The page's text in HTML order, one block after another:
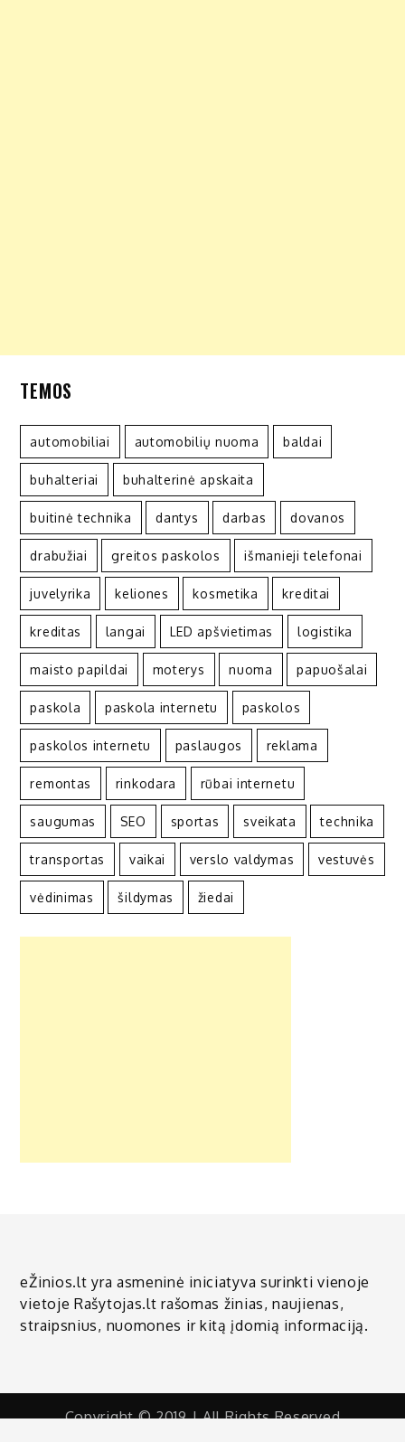
TEMOS
automobiliai automobilių nuoma baldai
buhalteriai buhalterinė apskaita
buitinė technika dantys darbas dovanos
drabužiai greitos paskolos išmanieji telefonai
juvelyrika keliones kosmetika kreditai
kreditas langai LED apšvietimas logistika
maisto papildai moterys nuoma papuošalai
paskola paskola internetu paskolos
paskolos internetu paslaugos reklama
remontas rinkodara rūbai internetu
saugumas SEO sportas sveikata technika
transportas vaikai verslo valdymas vestuvės
vėdinimas šildymas žiedai
eŽinios.lt yra asmeninė iniciatyva surinkti vienoje
vietoje Rašytojas.lt rašomas žinias, naujienas,
straipsnius, nuomones ir kitą įdomią informaciją.
Copyright © 2019 | All Rights Reserved